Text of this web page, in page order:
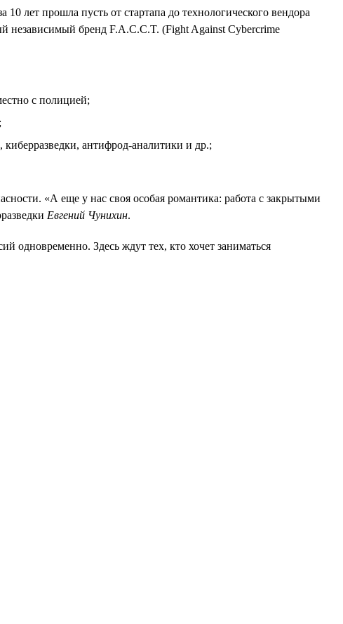
лет прошла пусть от стартапа до технологического вендора
независимый бренд F.A.C.C.T. (Fight Against Cybercrime
с полицией;
антифрод-аналитики и др.;
«А еще у нас своя особая романтика: работа с закрытыми
Евгений Чунихин.
одновременно. Здесь ждут тех, кто хочет заниматься